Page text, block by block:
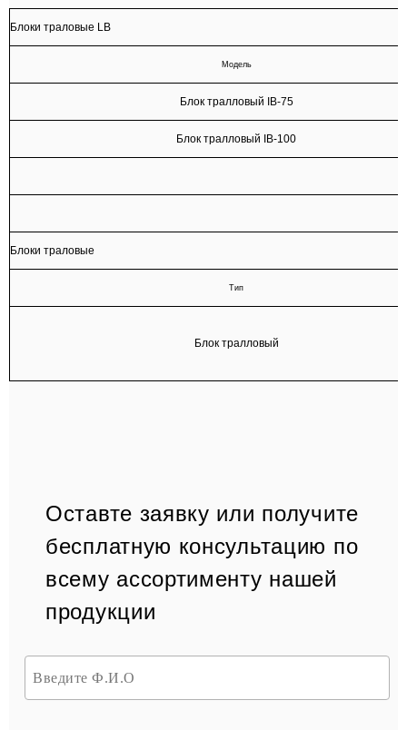
Блоки траловые LB
Модель
Блок тралловый IB-75
Блок тралловый IB-100
Блоки траловые
Тип
Блок тралловый
Оставте заявку или получите
бесплатную консультацию по
всему ассортименту нашей
продукции